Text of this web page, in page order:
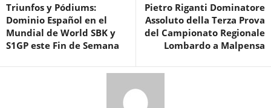
Triunfos y Pódiums:
Dominio Español en el
Mundial de World SBK y
S1GP este Fin de Semana
Pietro Riganti Dominatore
Assoluto della Terza Prova
del Campionato Regionale
Lombardo a Malpensa